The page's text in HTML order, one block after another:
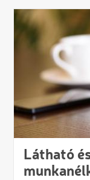
Látható